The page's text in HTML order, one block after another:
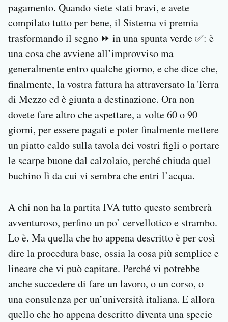
pagamento. Quando siete stati bravi, e avete
compilato tutto per bene, il Sistema vi premia
trasformando il segno ⏩ in una spunta verde ✅: è
una cosa che avviene all’improvviso ma
generalmente entro qualche giorno, e che dice che,
finalmente, la vostra fattura ha attraversato la Terra
di Mezzo ed è giunta a destinazione. Ora non
dovete fare altro che aspettare, a volte 60 o 90
giorni, per essere pagati e poter finalmente mettere
un piatto caldo sulla tavola dei vostri figli o portare
le scarpe buone dal calzolaio, perché chiuda quel
buchino lì da cui vi sembra che entri l’acqua.
A chi non ha la partita IVA tutto questo sembrerà
avventuroso, perfino un po’ cervellotico e strambo.
Lo è. Ma quella che ho appena descritto è per così
dire la procedura base, ossia la cosa più semplice e
lineare che vi può capitare. Perché vi potrebbe
anche succedere di fare un lavoro, o un corso, o
una consulenza per un’università italiana. E allora
quello che ho appena descritto diventa una specie